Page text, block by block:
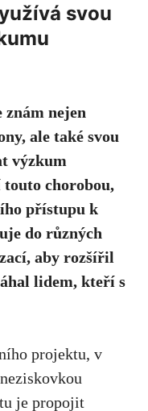
svou
znám⁢ nejen
ale také svou‌
výzkum
‌chorobou,
přístupu k
do různých
aby rozšířil
lidem, kteří s‌
⁣projektu, v
⁤je⁤ propojit​